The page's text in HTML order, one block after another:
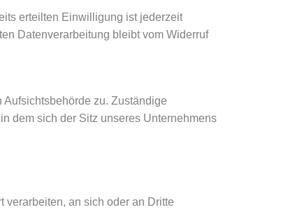
erteilten Einwilligung ist jederzeit
Datenverarbeitung bleibt vom Widerruf
zu. Zuständige
dem sich der Sitz unseres Unternehmens
verarbeiten, an sich oder an Dritte